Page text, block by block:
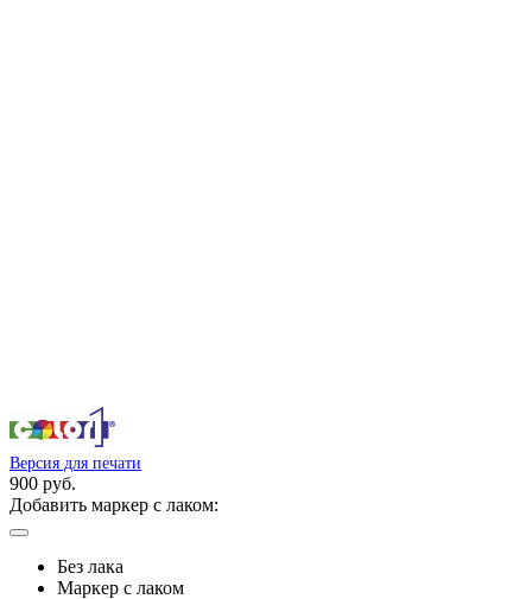
Версия для печати
900 руб.
Добавить маркер с лаком:
Без лака
Маркер с лаком